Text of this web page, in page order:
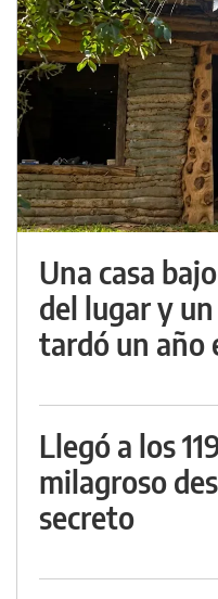
Una casa
del lugar y
tardó un año
Llegó a los
milagroso
secreto